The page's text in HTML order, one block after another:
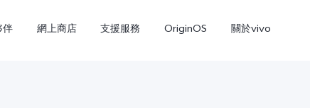
網上商店 支援服務 OriginOS 關於vivo